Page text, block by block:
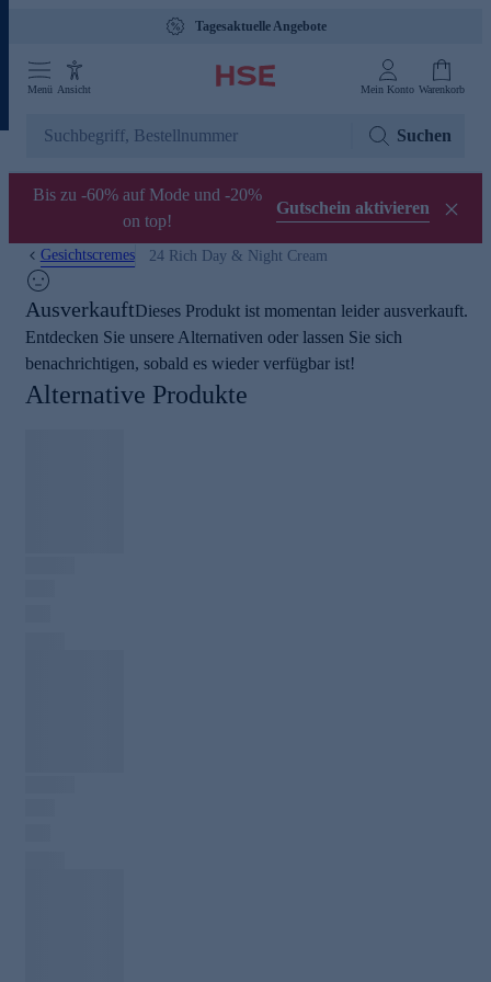
Tagesaktuelle Angebote
Menü Ansicht Mein Konto Warenkorb
Suchen
Bis zu -60% auf Mode und -20%
on top!
Gutschein aktivieren
Gesichtscremes 24 Rich Day & Night Cream
AusverkauftDieses Produkt ist momentan leider ausverkauft.
Entdecken Sie unsere Alternativen oder lassen Sie sich
benachrichtigen, sobald es wieder verfügbar ist!
Alternative Produkte